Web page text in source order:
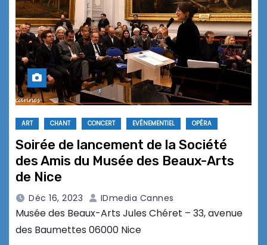
ART CHANT CONCERT EVÉNEMENTIEL OPÉRA
Soirée de lancement de la Société
des Amis du Musée des Beaux-Arts
de Nice
Déc 16, 2023 IDmedia Cannes
Musée des Beaux-Arts Jules Chéret – 33, avenue
des Baumettes 06000 Nice